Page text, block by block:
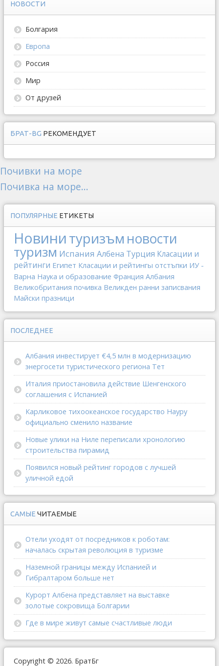
НОВОСТИ
Болгария
Европа
Россия
Мир
От друзей
БРАТ-BG РЕКОМЕНДУЕТ
Почивки на море
Почивка на море...
ПОПУЛЯРНЫЕ ЕТИКЕТЫ
Новинитуризъм новости
туризм Испания Албена Турция Класации и
рейтинги Египет Класации и рейтингы отстъпки ИУ -
Варна Наука и образование Франция Албания
Великобритания почивка Великден ранни записвания
Майски празници
ПОСЛЕДНЕЕ
Албания инвестирует €4,5 млн в модернизацию
энергосети туристического региона Тет
Италия приостановила действие Шенгенского
соглашения с Испанией
Карликовое тихоокеанское государство Науру
официально сменило название
Новые улики на Ниле переписали хронологию
строительства пирамид
Появился новый рейтинг городов с лучшей
уличной едой
САМЫЕ ЧИТАЕМЫЕ
Отели уходят от посредников к роботам:
началась скрытая революция в туризме
Наземной границы между Испанией и
Гибралтаром больше нет
Курорт Албена представляет на выставке
золотые сокровища Болгарии
Где в мире живут самые счастливые люди
Copyright © 2026. БратБг